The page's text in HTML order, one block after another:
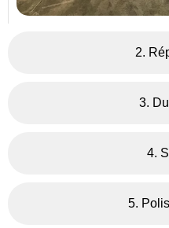
2.
3.
4.
5.